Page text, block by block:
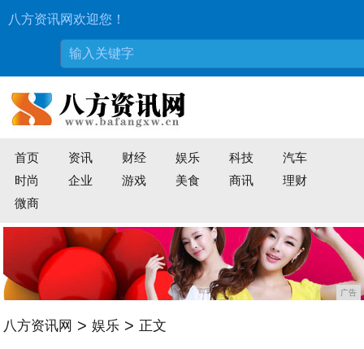
八方资讯网欢迎您！
首页 资讯 财经 娱乐 科技
汽车
时尚
企业 游戏 美食 商讯
理财
微商
广告
八方资讯网 > 娱乐 > 正文